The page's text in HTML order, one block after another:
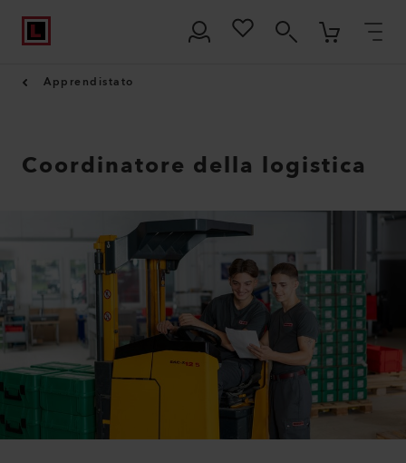
Apprendistato
Coordinatore della logistica